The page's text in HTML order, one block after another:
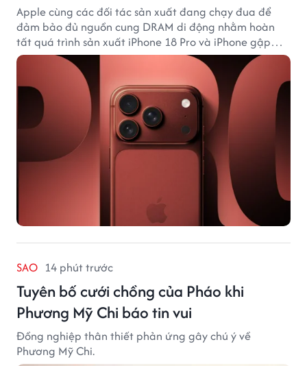
Apple cùng các đối tác sản xuất đang chạy đua để
đảm bảo đủ nguồn cung DRAM di động nhằm hoàn
tất quá trình sản xuất iPhone 18 Pro và iPhone gập
đầu tiên.
SAO 14 phút trước
Tuyên bố cưới chồng của Pháo khi
Phương Mỹ Chi báo tin vui
Đồng nghiệp thân thiết phản ứng gây chú ý về
Phương Mỹ Chi.